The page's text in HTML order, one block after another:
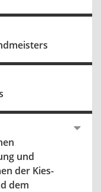
und
der Kies-
dem